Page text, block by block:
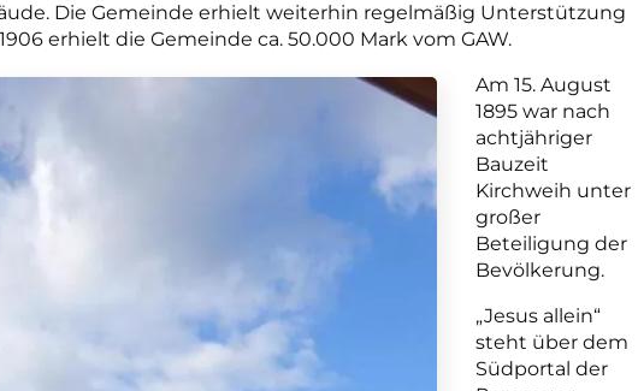
Die Gemeinde erhielt weiterhin regelmäßig Unterstützung
erhielt die Gemeinde ca. 50.000 Mark vom GAW.
Am 15. August
1895 war nach
achtjähriger
Bauzeit
Kirchweih unter
großer
Beteiligung der
Bevölkerung.
„Jesus allein“
steht über dem
Südportal der